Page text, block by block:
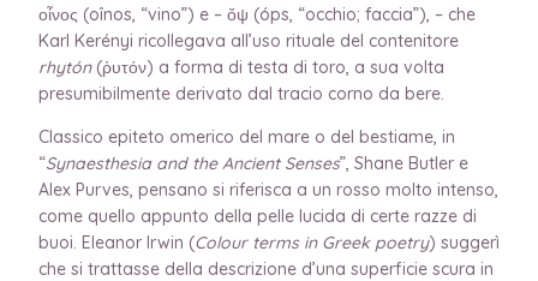
οἶνος (oînos, “vino”) e – ὄψ (óps, “occhio; faccia”), – che
Karl Kerényi ricollegava all’uso rituale del contenitore
rhytón(ῥυτόν) a forma di testa di toro, a sua volta
presumibilmente derivato dal tracio corno da bere.
Classico epiteto omerico del mare o del bestiame, in
“Synaesthesia and the Ancient Senses”, Shane Butler e
Alex Purves, pensano si riferisca a un rosso molto intenso,
come quello appunto della pelle lucida di certe razze di
buoi. Eleanor Irwin (Colour terms in Greek poetry) suggerì
che si trattasse della descrizione d’una superficie scura in